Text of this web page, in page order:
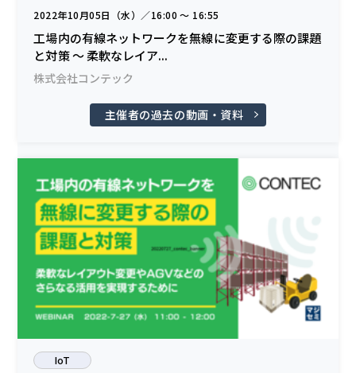
2022年10月05日（水）／16:00 〜 16:55
工場内の有線ネットワークを無線に変更する際の課題
と対策 ～ 柔軟なレイア...
株式会社コンテック
主催者の過去の動画・資料
IoT